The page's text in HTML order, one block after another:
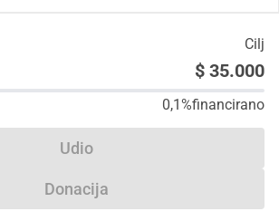
Cilj
$ 35.000
0,1%financirano
Udio
Donacija